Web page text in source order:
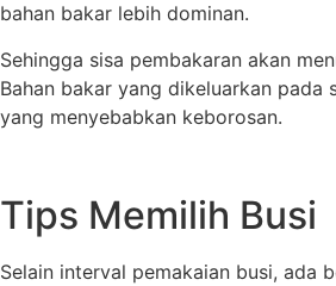
bahan bakar lebih dominan.
Sehingga sisa pembakaran akan
Bahan bakar yang dikeluarkan pada
yang menyebabkan keborosan.
Tips Memilih Busi
Selain interval pemakaian busi, ada